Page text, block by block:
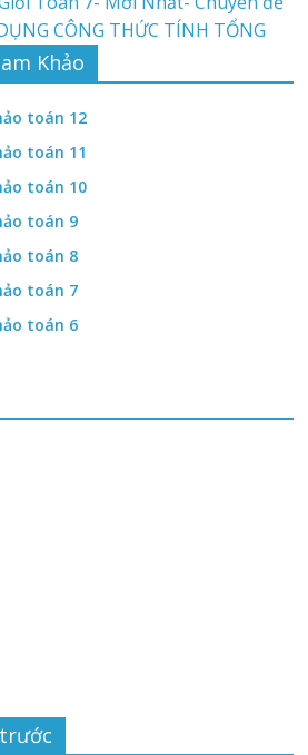
CÔNG THỨC TÍNH TỔNG
Khảo
toán 12
toán 11
toán 10
toán 9
toán 8
toán 7
toán 6